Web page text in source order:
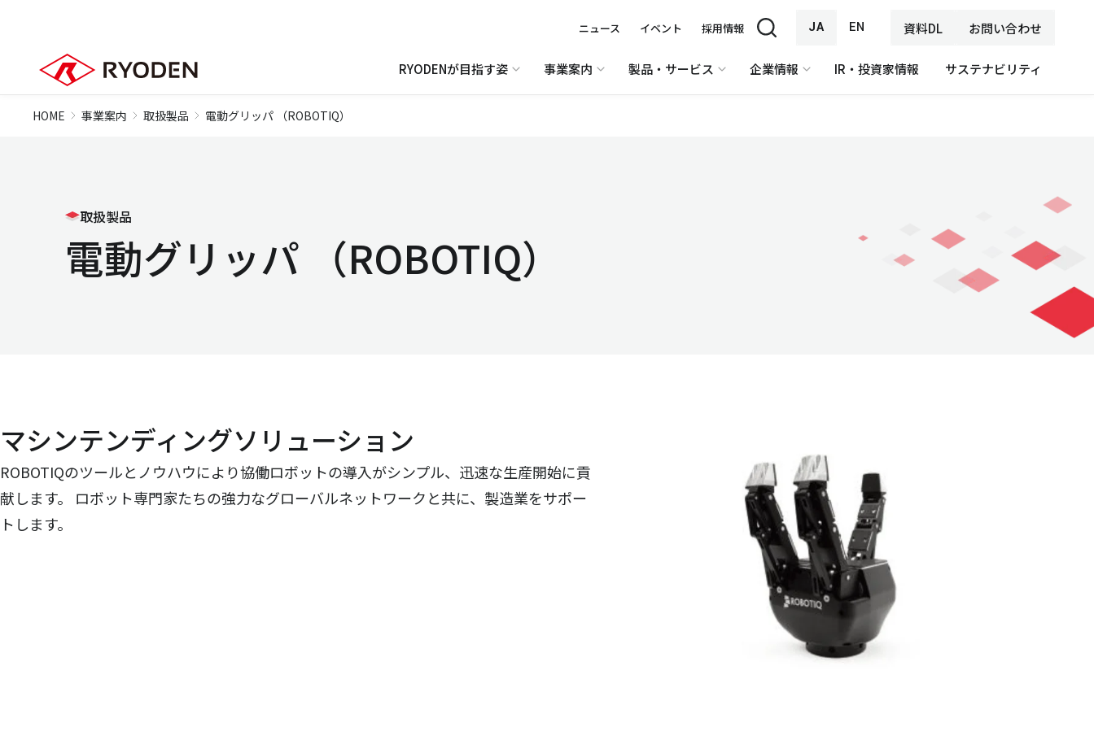
ニュース イベント 採用情報 JA EN 資料DL お問い合わせ
RYODENが目指す姿 事業案内 製品・サービス 企業情報 IR・投資家情報 サステナビリティ
HOME 事業案内 取扱製品 電動グリッパ （ROBOTIQ）
取扱製品
電動グリッパ （ROBOTIQ）
マシンテンディングソリューション
ROBOTIQのツールとノウハウにより協働ロボットの導入がシンプル、迅速な生産開始に貢
献します。 ロボット専門家たちの強力なグローバルネットワークと共に、製造業をサポー
トします。